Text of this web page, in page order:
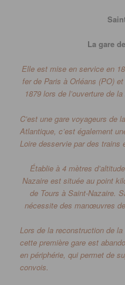
La gare
Elle est mise en service en
fer de Paris à Orléans (PO) et
1879 lors de l’ouverture de
C’est une gare voyageurs de
Atlantique, c’est également
Loire desservie par des trains
Établie à 4 mètres
Nazaire est située au point
de Tours à Saint-Nazaire.
nécessite des manœuvres
Lors de la reconstruction de
cette première gare est
en périphérie, qui permet de
convois.